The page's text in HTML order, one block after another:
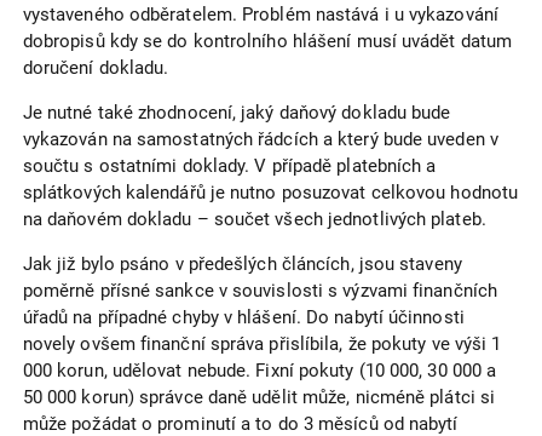
vystaveného odběratelem. Problém nastává i u vykazování
dobropisů kdy se do kontrolního hlášení musí uvádět datum
doručení dokladu.
Je nutné také zhodnocení, jaký daňový dokladu bude
vykazován na samostatných řádcích a který bude uveden v
součtu s ostatními doklady. V případě platebních a
splátkových kalendářů je nutno posuzovat celkovou hodnotu
na daňovém dokladu – součet všech jednotlivých plateb.
Jak již bylo psáno v předešlých článcích, jsou staveny
poměrně přísné sankce v souvislosti s výzvami finančních
úřadů na případné chyby v hlášení. Do nabytí účinnosti
novely ovšem finanční správa přislíbila, že pokuty ve výši 1
000 korun, udělovat nebude. Fixní pokuty (10 000, 30 000 a
50 000 korun) správce daně udělit může, nicméně plátci si
může požádat o prominutí a to do 3 měsíců od nabytí